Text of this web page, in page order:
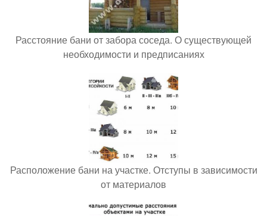
Расстояние бани от забора соседа. О существующей
необходимости и предписаниях
Расположение бани на участке. Отступы в зависимости
от материалов